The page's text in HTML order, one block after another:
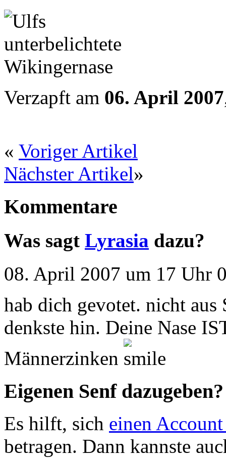
Verzapft am 06. April 2007
« Voriger Artikel
Nächster Artikel»
Kommentare
Was sagt Lyrasia dazu?
08. April 2007 um 17 Uhr
hab dich gevotet. nicht
denkste hin. Deine Nase
Männerzinken
Eigenen Senf dazugeben?
Es hilft, sich einen
betragen. Dann kannste